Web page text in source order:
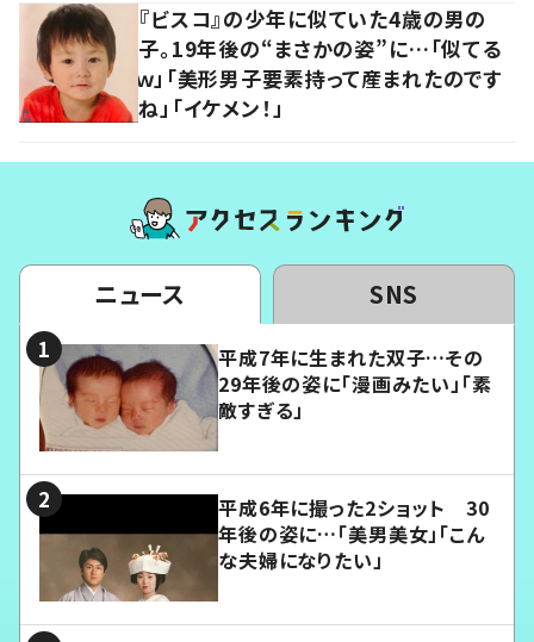
『ビスコ』の少年に似ていた4歳の男の
子。19年後の“まさかの姿”に…「似てる
ｗ」「美形男子要素持って産まれたのです
ね」「イケメン！」
ニュース SNS
平成7年に生まれた双子…その
29年後の姿に「漫画みたい」「素
敵すぎる」
平成6年に撮った2ショット 30
年後の姿に…「美男美女」「こん
な夫婦になりたい」